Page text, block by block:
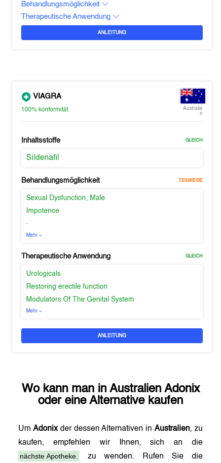
Behandlungsmöglichkeit
Therapeutische Anwendung
ANLEITUNG
VIAGRA
100% konformität
Australie
n
Inhaltsstoffe GLEICH
Sildenafil
Behandlungsmöglichkeit TEILWEISE
Sexual Dysfunction, Male
Impotence
-
Mehr
Therapeutische Anwendung GLEICH
Urologicals
Restoring erectile function
Modulators Of The Genital System
Mehr
ANLEITUNG
Wo kann man in Australien Adonix
oder eine Alternative kaufen
UmAdonixder dessen Alternativen in Australien, zu
kaufen, empfehlen wir Ihnen, sich an die
nächste Apotheke.
zu wenden. Rufen Sie die